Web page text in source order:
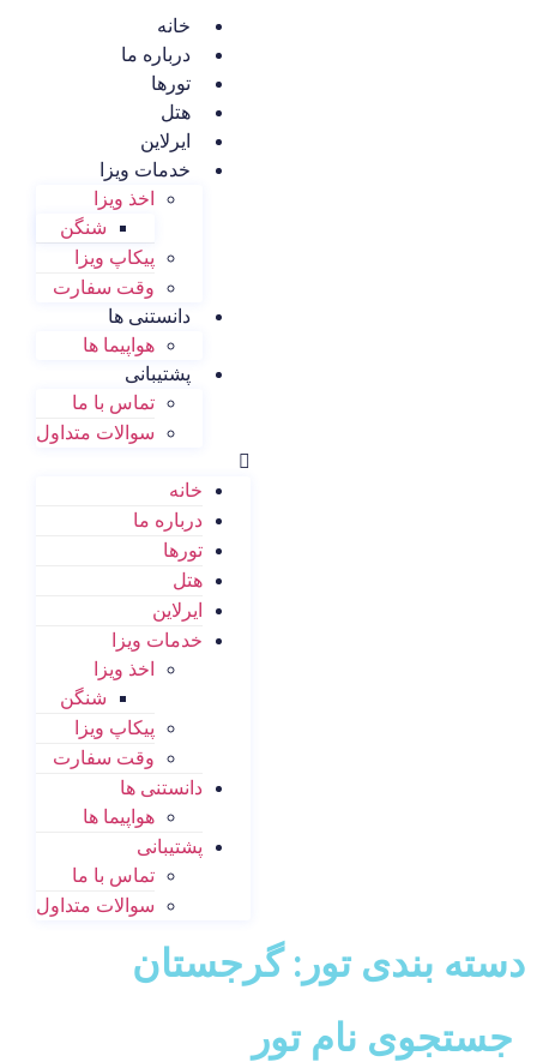
خانه
درباره ما
تورها
هتل
ایرلاین
خدمات ویزا
اخذ ویزا
شنگن
پیکاپ ویزا
وقت سفارت
دانستنی ها
هواپیما ها
پشتیبانی
تماس با ما
سوالات متداول
خانه
درباره ما
تورها
هتل
ایرلاین
خدمات ویزا
اخذ ویزا
شنگن
پیکاپ ویزا
وقت سفارت
دانستنی ها
هواپیما ها
پشتیبانی
تماس با ما
سوالات متداول
دسته بندی تور: گرجستان
جستجوی نام تور